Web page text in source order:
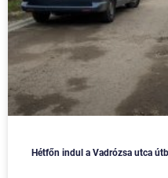
Hétfőn indul a Vadrózsa utca